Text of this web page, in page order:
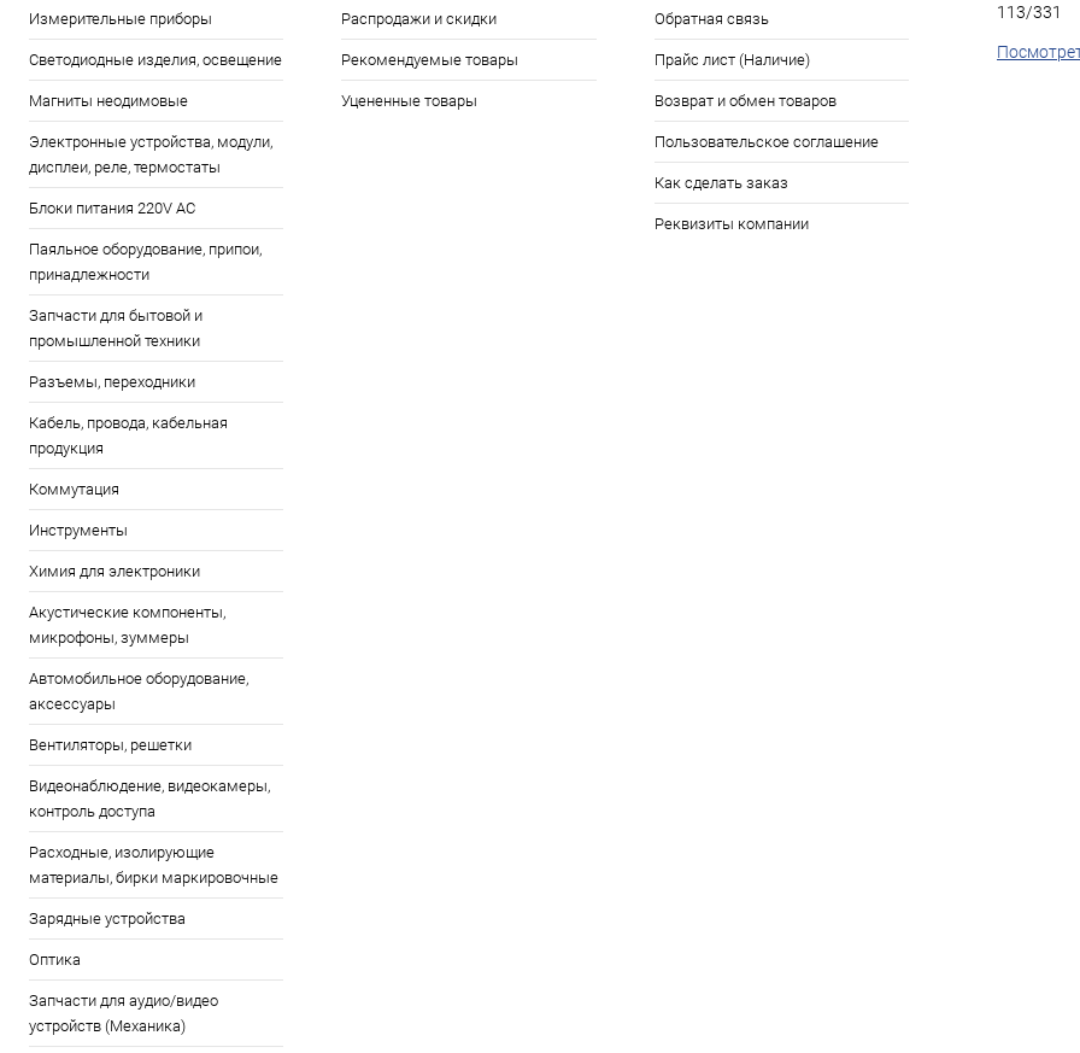
Измерительные приборы
Светодиодные изделия, освещение
Магниты неодимовые
Электронные устройства, модули,
дисплеи, реле, термостаты
Блоки питания 220V AC
Паяльное оборудование, припои,
принадлежности
Запчасти для бытовой и
промышленной техники
Разъемы, переходники
Кабель, провода, кабельная
продукция
Коммутация
Инструменты
Химия для электроники
Акустические компоненты,
микрофоны, зуммеры
Автомобильное оборудование,
аксессуары
Вентиляторы, решетки
Видеонаблюдение, видеокамеры,
контроль доступа
Расходные, изолирующие
материалы, бирки маркировочные
Зарядные устройства
Оптика
Запчасти для аудио/видео
устройств (Механика)
Распродажи и скидки
Рекомендуемые товары
Уцененные товары
Обратная связь
Прайс лист (Наличие)
Возврат и обмен товаров
Пользовательское соглашение
Как сделать заказ
Реквизиты компании
113/331